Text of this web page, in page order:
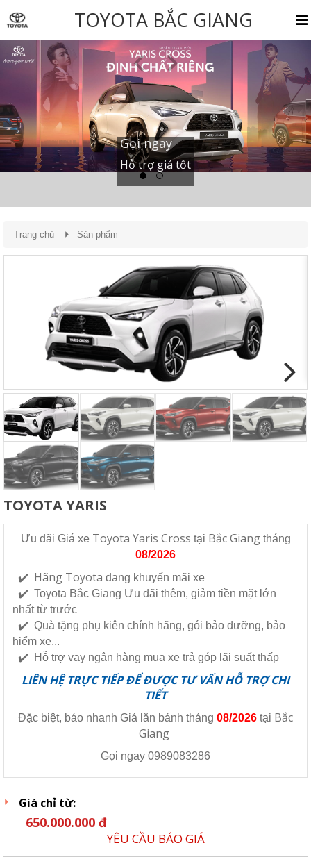
TOYOTA BẮC GIANG
Gọi ngay
Hỗ trợ giá tốt
Trang chủ Sản phẩm
Next
TOYOTA YARIS
Ưu đãi Giá xe Toyota Yaris Cross tại Bắc Giang tháng
08/2026
✔️ Hãng Toyota đang khuyến mãi xe
✔️ Toyota Bắc Giang Ưu đãi thêm, giảm tiền mặt lớn
nhất từ trước
✔️ Quà tặng phụ kiên chính hãng, gói bảo dưỡng, bảo
hiểm xe...
✔️ Hỗ trợ vay ngân hàng mua xe trả góp lãi suất thấp
LIÊN HỆ TRỰC TIẾP ĐỂ ĐƯỢC TƯ VẤN HỖ TRỢ CHI
TIẾT
Đặc biệt, báo nhanh Giá lăn bánh tháng 08/2026 tại Bắc
Giang
Gọi ngay 0989083286
Giá chỉ từ:
650.000.000 đ
YÊU CẦU BÁO GIÁ